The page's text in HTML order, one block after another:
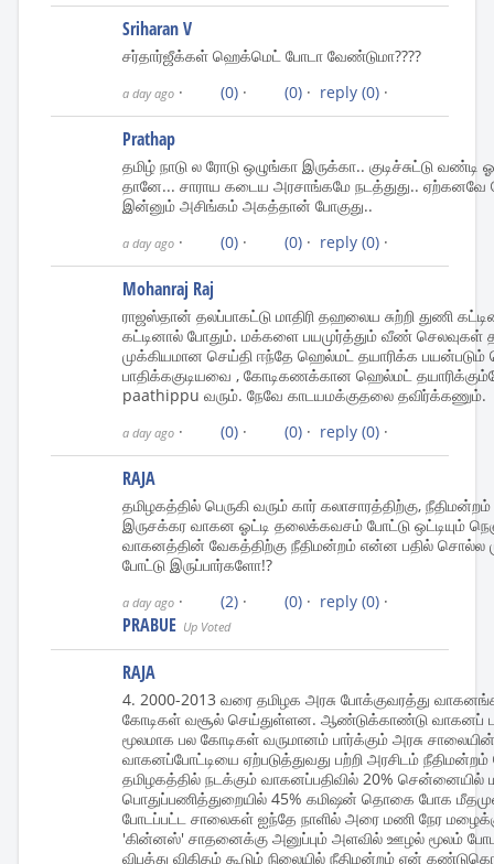
Sriharan V
சர்தார்ஜீக்கள் ஹெக்மெட் போடா வேண்டுமா????
a day ago · (0) · (0) · reply (0) ·
Prathap
தமிழ் நாடு ல ரோடு ஒழுங்கா இருக்கா.. குடிச்சுட்டு வண்டி
தானே... சாராய கடைய அரசாங்கமே நடத்துது..
இன்னும் அசிங்கம் அகத்தான் போகுது..
a day ago · (0) · (0) · reply (0) ·
Mohanraj Raj
ராஜஸ்தான் தலப்பாகட்டு மாதிரி தஹலைய சுற்றி துணி
கட்டினால் போதும். மக்களை பயமுர்த்தும் வீண் செலவுகள்
முக்கியமான செய்தி ஈந்தே ஹெல்மட் தயாரிக்க பயன்படும்
பாதிக்ககுடியவை , கோடிகணக்கான ஹெல்மட்
paathippu வரும். நேவே காடயமக்குதலை தவிர்க்கணும்.
a day ago · (0) · (0) · reply (0) ·
RAJA
தமிழகத்தில் பெருகி வரும் கார் கலாசாரத்திற்கு,
இருசக்கர வாகன ஓட்டி தலைக்கவசம் போட்டு ஒட்டியும்
வாகனத்தின் வேகத்திற்கு நீதிமன்றம் என்ன பதில் சொல்ல
போட்டு இருப்பார்களோ!?
a day ago · (2) · (0) · reply (0) ·
PRABUE Up Voted
RAJA
4. 2000-2013 வரை தமிழக அரசு போக்குவரத்து
கோடிகள் வசூல் செய்துள்ளன. ஆண்டுக்காண்டு வாகனப்
மூலமாக பல கோடிகள் வருமானம் பார்க்கும் அரசு
வாகனப்போட்டியை ஏற்படுத்துவது பற்றி அரசிடம்
தமிழகத்தில் நடக்கும் வாகனப்பதிவில் 20% சென்னையில்
பொதுப்பணித்துறையில் 45% கமிஷன் தொகை போக
போடப்பட்ட சாலைகள் ஐந்தே நாளில் அரை மணி நேர
'கின்னஸ்' சாதனைக்கு அனுப்பும் அளவில் ஊழல் மூலம்
விபத்து விகிதம் கூடும் நிலையில் நீதிமன்றம் ஏன்